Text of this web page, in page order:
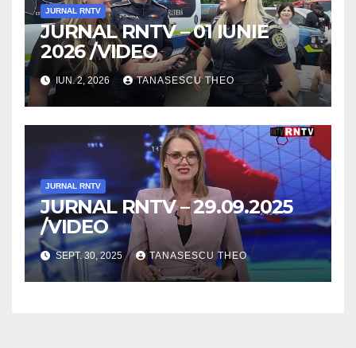
JURNAL RNTV
JURNAL RNTV – 01 IUNIE
2026 /VIDEO
IUN. 2, 2026 TANASESCU THEO
JURNAL RNTV
JURNAL RNTV – 29.09.2025
/VIDEO
SEPT. 30, 2025 TANASESCU THEO